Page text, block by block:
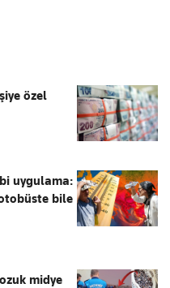
özel
uygulama:
bile
midye